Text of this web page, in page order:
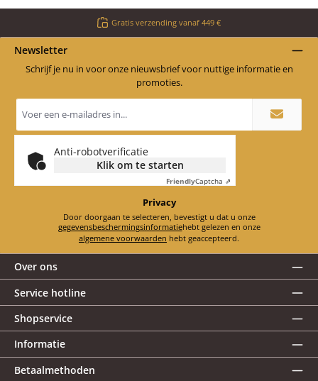
Gratis verzending vanaf 449 €
Newsletter
Schrijf je nu in voor onze nieuwsbrief voor nuttige informatie en
promoties.
mailadres
Anti-robotverificatie
Klik om te starten
FriendlyCaptcha ⇗
Privacy
Door doorgaan te selecteren, bevestigt u dat u onze
gegevensbeschermingsinformatie
hebt gelezen en onze
algemene voorwaarden hebt geaccepteerd.
Over ons
Service hotline
Shopservice
Informatie
Betaalmethoden